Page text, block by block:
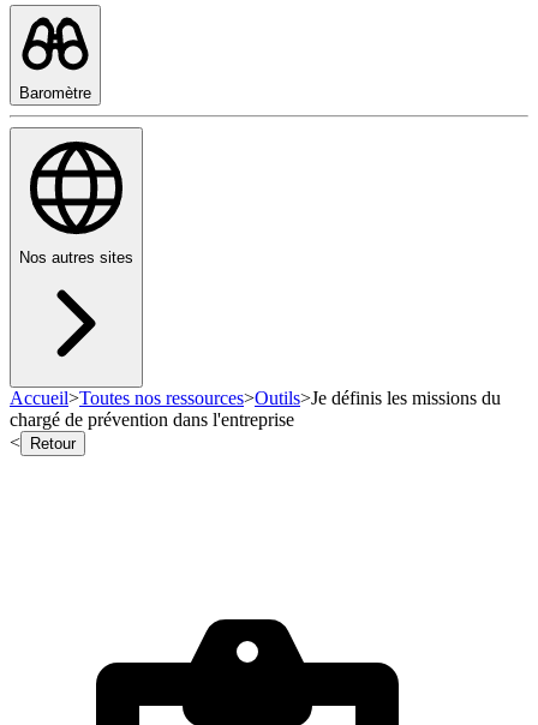
Baromètre
Nos autres sites
Accueil>Toutes nos ressources>Outils>Je définis les missions du
chargé de prévention dans l'entreprise
<
Retour